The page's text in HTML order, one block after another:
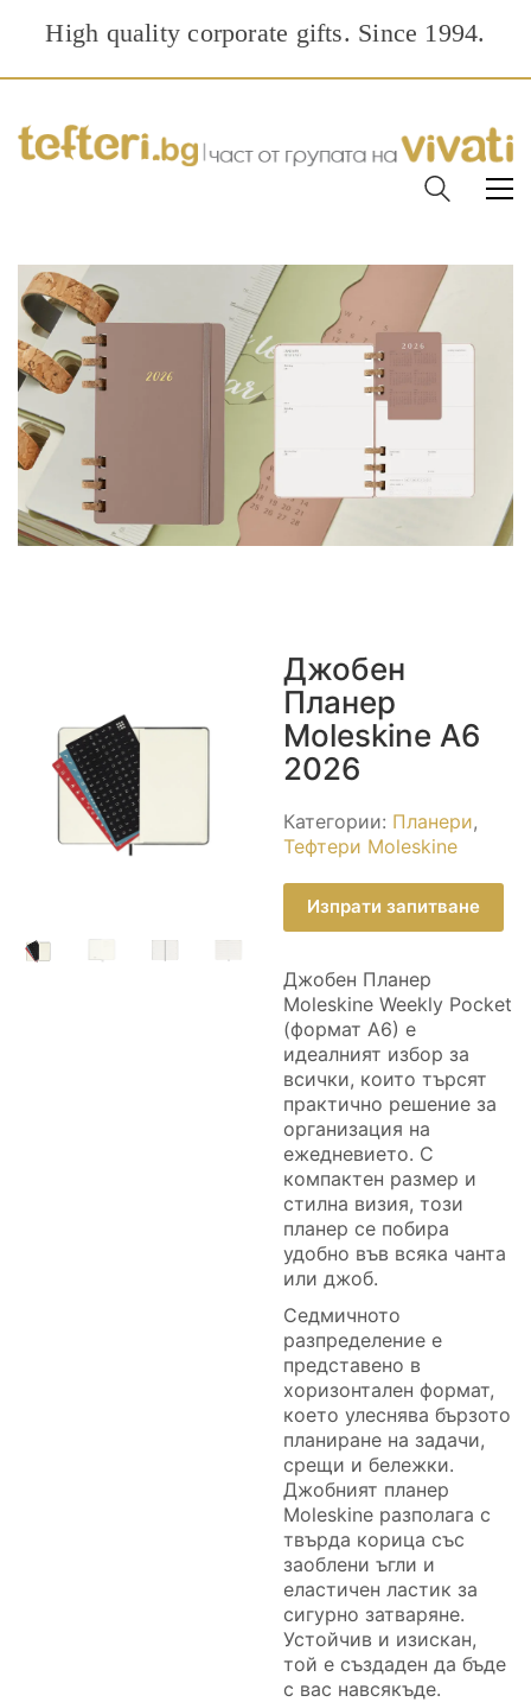
High quality corporate gifts. Since 1994.
Джобен
Планер
Moleskine A6
2026
Категории: Планери,
Тефтери Moleskine
Изпрати запитване
Джобен Планер
Moleskine Weekly Pocket
(формат A6) е
идеалният избор за
всички, които търсят
практично решение за
организация на
ежедневието. С
компактен размер и
стилна визия, този
планер се побира
удобно във всяка чанта
или джоб.
Седмичното
разпределение е
представено в
хоризонтален формат,
което улеснява бързото
планиране на задачи,
срещи и бележки.
Джобният планер
Moleskine разполага с
твърда корица със
заоблени ъгли и
еластичен ластик за
сигурно затваряне.
Устойчив и изискан,
той е създаден да бъде
с вас навсякъде.